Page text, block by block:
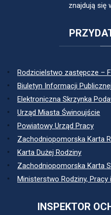
znajdują się
Rodzicielstwo zastępcze –
Biuletyn Informacji Publicznej
Elektroniczna Skrzynka
Urząd Miasta Świnoujście
Powiatowy Urząd Pracy
Zachodniopomorska Karta
Karta Dużej Rodziny
Zachodniopomorska Karta
Ministerstwo Rodziny, Pracy
INSPEKTOR